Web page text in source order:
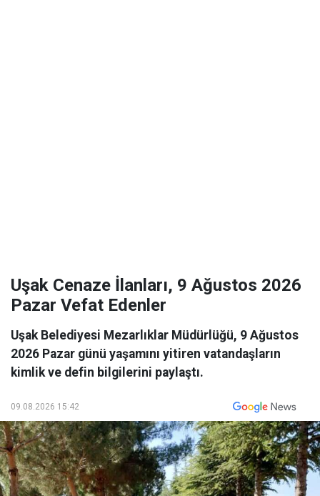
Uşak Cenaze İlanları, 9 Ağustos 2026
Pazar Vefat Edenler
Uşak Belediyesi Mezarlıklar Müdürlüğü, 9 Ağustos
2026 Pazar günü yaşamını yitiren vatandaşların
kimlik ve defin bilgilerini paylaştı.
09.08.2026 15:42